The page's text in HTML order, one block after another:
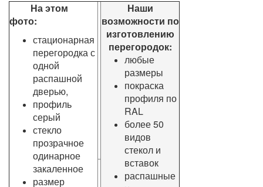
На этом
фото:
стационарная
перегородка с
одной
распашной
дверью,
профиль
серый
стекло
прозрачное
одинарное
закаленное
размер
Наши
возможности по
изготовлению
перегородок:
любые
размеры
покраска
профиля по
RAL
более 50
видов
стекол и
вставок
распашные